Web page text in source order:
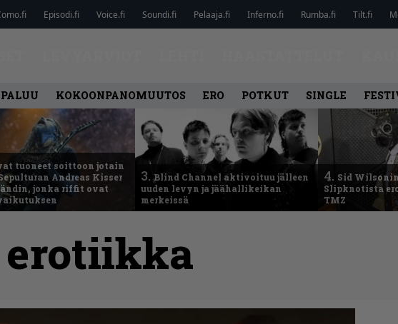
Episodi.fi Voice.fi Soundi.fi Pelaaja.fi Inferno.fi Rumba.fi Tilt.fi
PALUU KOKOONPANOMUUTOS ERO POTKUT SINGLE
tuoneet soittoon jotain
Andreas Kisser
jonka riffit ovat
3.Blind Channel aktivoituu jälleen
uuden levyn ja jäähallikeikan
merkeissä
4. Sid
Slipknotista
TMZ
erotiikka